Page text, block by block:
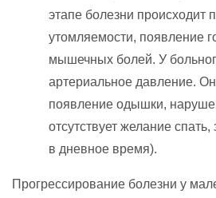
этапе болезни происходит
утомляемости, появление
мышечных болей. У
артериальное давление.
появление одышки,
отсутствует желание
в дневное время).
Прогрессирование болезни у